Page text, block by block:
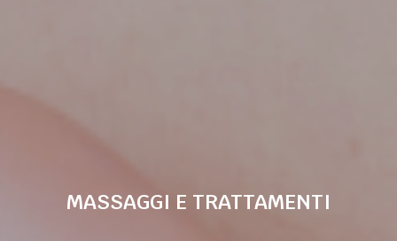
MASSAGGI E TRATTAMENTI